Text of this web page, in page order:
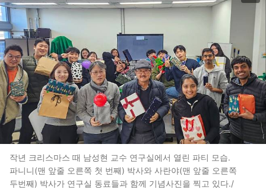
작년 크리스마스 때 남성현 교수 연구실에서 열린 파티 모습.
파니니(맨 앞줄 오른쪽 첫 번째) 박사와 사란야(맨 앞줄 오른쪽
두번째) 박사가 연구실 동료들과 함께 기념사진을 찍고 있다./